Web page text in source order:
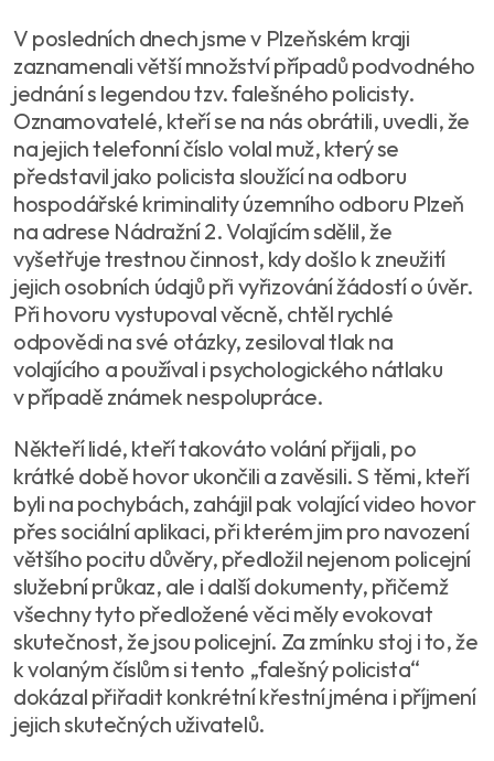
V posledních dnech jsme v Plzeňském kraji
zaznamenali větší množství případů podvodného
jednání s legendou tzv. falešného policisty.
Oznamovatelé, kteří se na nás obrátili, uvedli, že
na jejich telefonní číslo volal muž, který se
představil jako policista sloužící na odboru
hospodářské kriminality územního odboru Plzeň
na adrese Nádražní 2. Volajícím sdělil, že
vyšetřuje trestnou činnost, kdy došlo k zneužití
jejich osobních údajů při vyřizování žádostí o úvěr.
Při hovoru vystupoval věcně, chtěl rychlé
odpovědi na své otázky, zesiloval tlak na
volajícího a používal i psychologického nátlaku
v případě známek nespolupráce.
Někteří lidé, kteří takováto volání přijali, po
krátké době hovor ukončili a zavěsili. S těmi, kteří
byli na pochybách, zahájil pak volající video hovor
přes sociální aplikaci, při kterém jim pro navození
většího pocitu důvěry, předložil nejenom policejní
služební průkaz, ale i další dokumenty, přičemž
všechny tyto předložené věci měly evokovat
skutečnost, že jsou policejní. Za zmínku stoj i to, že
k volaným číslům si tento „falešný policista“
dokázal přiřadit konkrétní křestní jména i příjmení
jejich skutečných uživatelů.